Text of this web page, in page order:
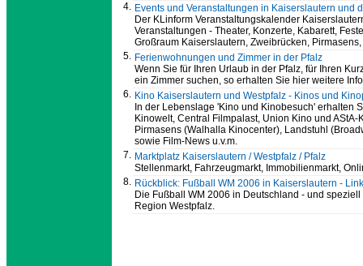
4. Events und Veranstaltungen in Kaiserslautern und
Der KLinform Veranstaltungskalender
Veranstaltungen - Theater, Konzerte, Kabarett,
Großraum Kaiserslautern, Zweibrücken,
5. Ferienwohnungen und Zimmer in der Pfalz
Wenn Sie für Ihren Urlaub in der Pfalz, für Ihren
ein Zimmer suchen, so erhalten Sie hier weitere
6. Kino Kaiserslautern und Westpfalz - Kinos und
In der Lebenslage 'Kino und Kinobesuch' erhalten
Kinowelt, Central Filmpalast, Union Kino und
Pirmasens (Walhalla Kinocenter), Landstuhl
sowie Film-News u.v.m.
7. Marktplatz Kaiserslautern / Westpfalz / Pfalz
Stellenmarkt, Fahrzeugmarkt, Immobilienmarkt,
8. Rückblick: Fußball WM 2006 in Kaiserslautern -
Die Fußball WM 2006 in Deutschland - und
Region Westpfalz.